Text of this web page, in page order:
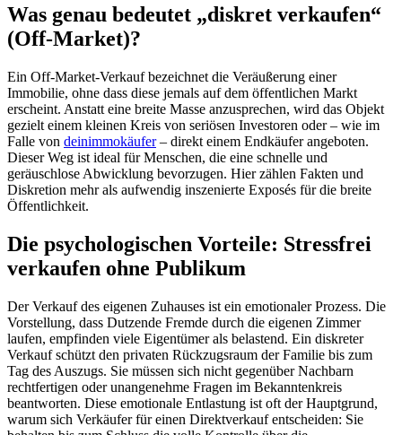
Was genau bedeutet „diskret verkaufen“
(Off-Market)?
Ein Off-Market-Verkauf bezeichnet die Veräußerung einer
Immobilie, ohne dass diese jemals auf dem öffentlichen Markt
erscheint. Anstatt eine breite Masse anzusprechen, wird das Objekt
gezielt einem kleinen Kreis von seriösen Investoren oder – wie im
Falle von deinimmokäufer– direkt einem Endkäufer angeboten.
Dieser Weg ist ideal für Menschen, die eine schnelle und
geräuschlose Abwicklung bevorzugen. Hier zählen Fakten und
Diskretion mehr als aufwendig inszenierte Exposés für die breite
Öffentlichkeit.
Die psychologischen Vorteile: Stressfrei
verkaufen ohne Publikum
Der Verkauf des eigenen Zuhauses ist ein emotionaler Prozess. Die
Vorstellung, dass Dutzende Fremde durch die eigenen Zimmer
laufen, empfinden viele Eigentümer als belastend. Ein diskreter
Verkauf schützt den privaten Rückzugsraum der Familie bis zum
Tag des Auszugs. Sie müssen sich nicht gegenüber Nachbarn
rechtfertigen oder unangenehme Fragen im Bekanntenkreis
beantworten. Diese emotionale Entlastung ist oft der Hauptgrund,
warum sich Verkäufer für einen Direktverkauf entscheiden: Sie